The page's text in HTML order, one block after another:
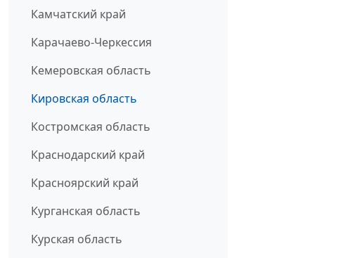
Камчатский край
Карачаево-Черкессия
Кемеровская область
Кировская область
Костромская область
Краснодарский край
Красноярский край
Курганская область
Курская область